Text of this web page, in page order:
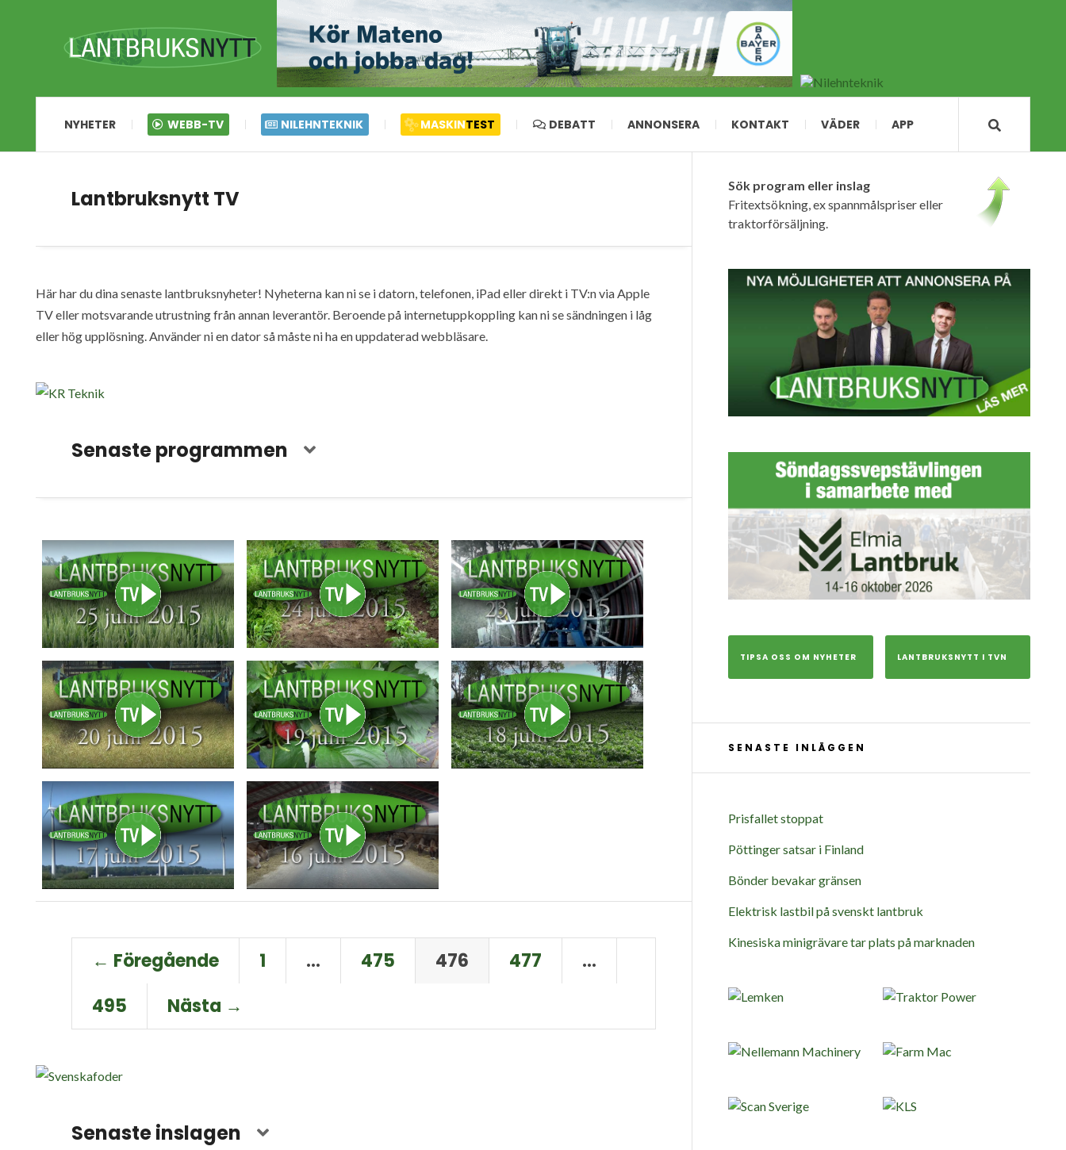
NYHETER WEBB-TV NILEHNTEKNIK MASKINTEST DEBATT ANNONSERA KONTAKT VÄDER APP
Lantbruksnytt TV
Här har du dina senaste lantbruksnyheter! Nyheterna kan ni se i datorn, telefonen, iPad eller direkt i TV:n via Apple
TV eller motsvarande utrustning från annan leverantör. Beroende på internetuppkoppling kan ni se sändningen i låg
eller hög upplösning. Använder ni en dator så måste ni ha en uppdaterad webbläsare.
Senaste programmen
← Föregående 1 … 475 476 477
…
495
Nästa →
Senaste inslagen
Sök program eller inslag
Fritextsökning, ex spannmålspriser eller
traktorförsäljning.
TIPSA OSS OM NYHETER LANTBRUKSNYTT I TVN
SENASTE INLÄGGEN
Prisfallet stoppat
Pöttinger satsar i Finland
Bönder bevakar gränsen
Elektrisk lastbil på svenskt lantbruk
Kinesiska minigrävare tar plats på marknaden